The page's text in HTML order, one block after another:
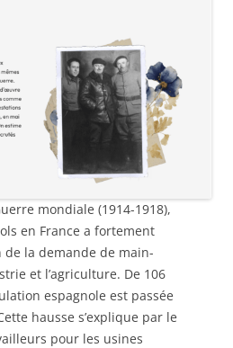
mondiale (1914-1918),
en France a fortement
la demande de main-
et l’agriculture. De 106
espagnole est passée
hausse s’explique par le
pour les usines